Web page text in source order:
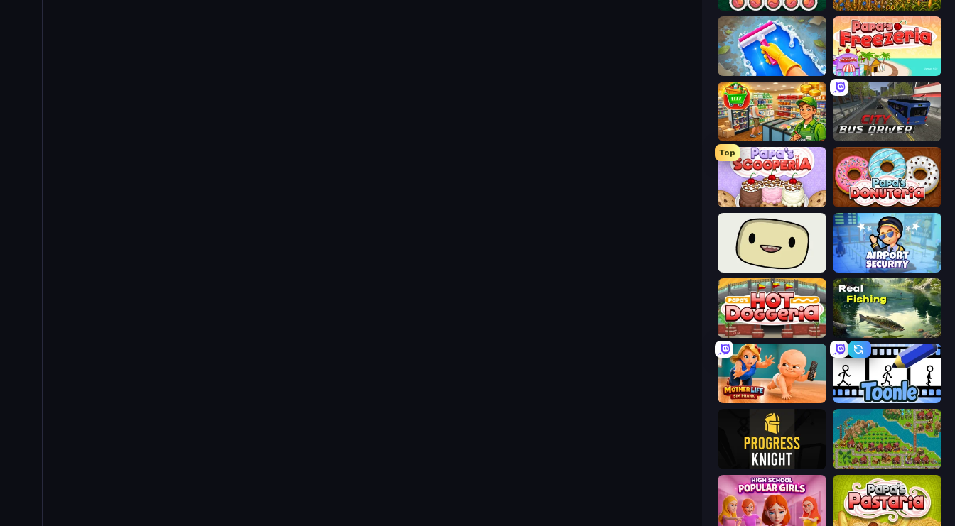
Papa's Sushiria Field Master
Hotel Rush: Merge Story Papa's Freezeria
Supermarket Simulator: Desert City Bus Driver
Top
Papa's Scooperia Papa's Donuteria
SuperWEIRD Airport Security
Papa's Hot Doggeria Real Fishing Simulator
Mother Life Simulator: Prank Toonle
Progress Knight City Idle